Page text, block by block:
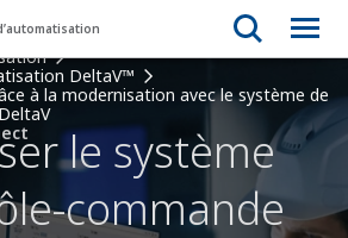
DeltaV™
à la modernisation avec le système de
le système
commande